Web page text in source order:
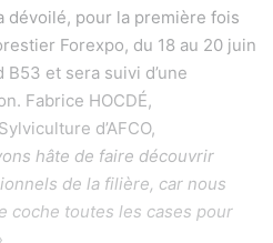
dévoilé, pour la première fois
Forexpo, du 18 au 20 juin
et sera suivi d’une
Fabrice HOCDÉ,
d’AFCO,
hâte de faire découvrir
de la filière, car nous
coche toutes les cases pour